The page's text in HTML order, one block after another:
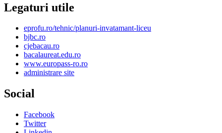
Legaturi utile
eprofu.ro/tehnic/planuri-invatamant-liceu
bjbc.ro
cjebacau.ro
bacalaureat.edu.ro
www.europass-ro.ro
administrare site
Social
Facebook
Twitter